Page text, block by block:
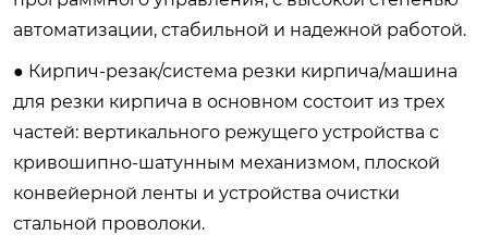
автоматизации, стабильной и надежной работой.
● Кирпич-резак/система резки кирпича/машина
для резки кирпича в основном состоит из трех
частей: вертикального режущего устройства с
кривошипно-шатунным механизмом, плоской
конвейерной ленты и устройства очистки
стальной проволоки.